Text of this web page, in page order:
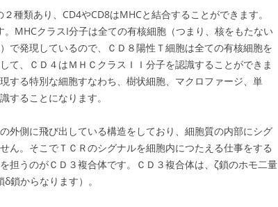
種類あり、CD4やCD8はMHCと結合することができます。
MHCクラスI分子は全ての有核細胞（つまり、核をもたない
で発現しているので、ＣＤ８陽性Ｔ細胞は全ての有核細胞を
て、ＣＤ４はＭＨＣクラスＩＩ分子を認識することができま
する特別な細胞すなわち、樹状細胞、マクロファージ、単
することになります。
外側に飛び出している構造をしており、細胞質の内部にシグ
ん。そこでＴＣＲのシグナルを細胞内につたえる仕事をする
担うのがＣＤ３複合体です。ＣＤ３複合体は、ζ鎖のホモ二量
鎖からなります）。